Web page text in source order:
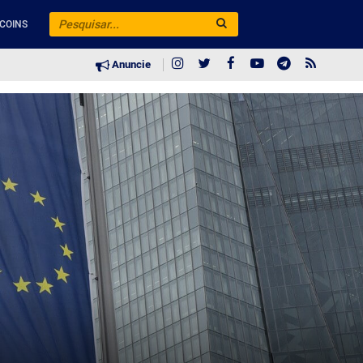
Anuncie